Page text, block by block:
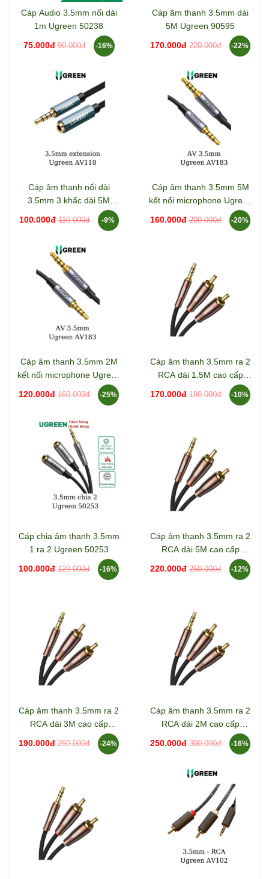
Cáp Audio 3.5mm nối dài
1m Ugreen 50238
75.000đ 90.000đ -16%
Cáp âm thanh 3.5mm dài
5M Ugreen 90595
170.000đ 220.000đ -22%
Cáp âm thanh nối dài
3.5mm 3 khấc dài 5M
100.000đ 110.000đ -9%
Cáp âm thanh 3.5mm 5M
kết nối microphone Ugreen
160.000đ 200.000đ -20%
Cáp âm thanh 3.5mm 2M
kết nối microphone Ugreen
120.000đ 160.000đ -25%
Cáp âm thanh 3.5mm ra 2
RCA dài 1.5M cao cấp
170.000đ 190.000đ -10%
Cáp chia âm thanh 3.5mm
1 ra 2 Ugreen 50253
100.000đ 120.000đ -16%
Cáp âm thanh 3.5mm ra 2
RCA dài 5M cao cấp
220.000đ 250.000đ -12%
Cáp âm thanh 3.5mm ra 2
RCA dài 3M cao cấp
190.000đ 250.000đ -24%
Cáp âm thanh 3.5mm ra 2
RCA dài 2M cao cấp
250.000đ 300.000đ -16%